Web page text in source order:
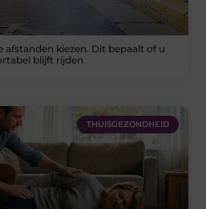
kiezen. Dit bepaalt of u
blijft rijden
THUISGEZONDHEID